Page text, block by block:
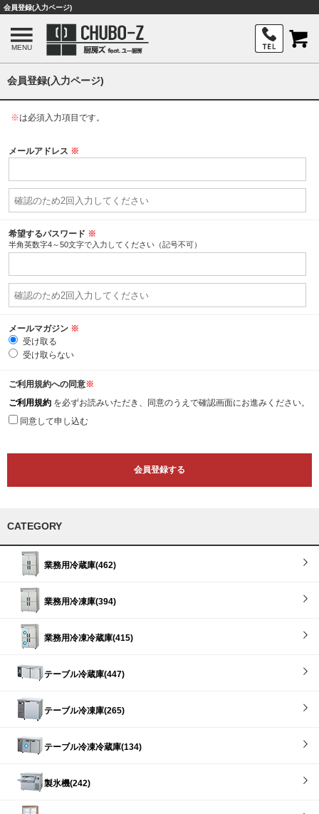
会員登録(入力ページ)
MENU
会員登録(入力ページ)
※は必須入力項目です。
メールアドレス ※
希望するパスワード ※
半角英数字4～50文字で入力してください（記号不可）
メールマガジン ※
受け取る
受け取らない
ご利用規約への同意※
ご利用規約 を必ずお読みいただき、同意のうえで確認画面にお進みください。
同意して申し込む
CATEGORY
業務用冷蔵庫(462)
業務用冷凍庫(394)
業務用冷凍冷蔵庫(415)
テーブル冷蔵庫(447)
テーブル冷凍庫(265)
テーブル冷凍冷蔵庫(134)
製氷機(242)